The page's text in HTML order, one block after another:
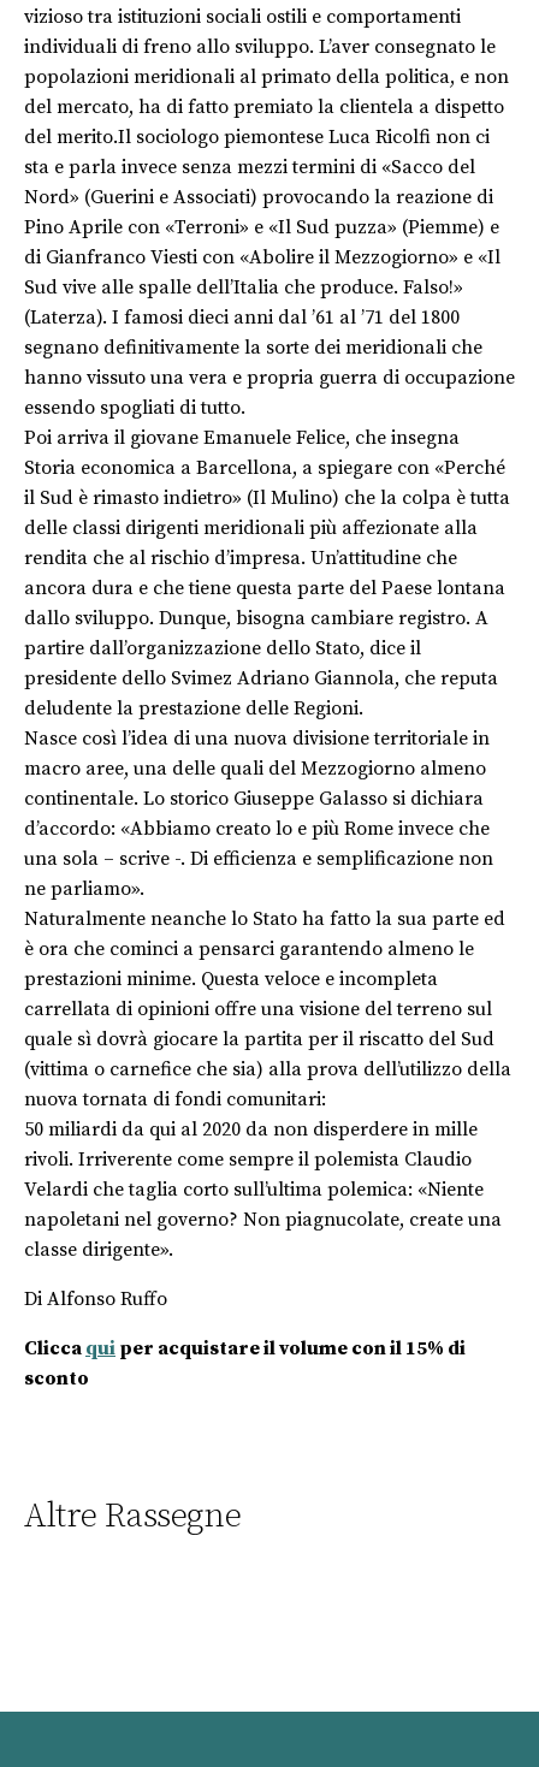
vizioso tra istituzioni sociali ostili e comportamenti
individuali di freno allo sviluppo. L’aver consegnato le
popolazioni meridionali al primato della politica, e non
del mercato, ha di fatto premiato la clientela a dispetto
del merito.Il sociologo piemontese Luca Ricolfi non ci
sta e parla invece senza mezzi termini di «Sacco del
Nord» (Guerini e Associati) provocando la reazione di
Pino Aprile con «Terroni» e «Il Sud puzza» (Piemme) e
di Gianfranco Viesti con «Abolire il Mezzogiorno» e «Il
Sud vive alle spalle dell’Italia che produce. Falso!»
(Laterza). I famosi dieci anni dal ’61 al ’71 del 1800
segnano definitivamente la sorte dei meridionali che
hanno vissuto una vera e propria guerra di occupazione
essendo spogliati di tutto.
Poi arriva il giovane Emanuele Felice, che insegna
Storia economica a Barcellona, a spiegare con «Perché
il Sud è rimasto indietro» (Il Mulino) che la colpa è tutta
delle classi dirigenti meridionali più affezionate alla
rendita che al rischio d’impresa. Un’attitudine che
ancora dura e che tiene questa parte del Paese lontana
dallo sviluppo. Dunque, bisogna cambiare registro. A
partire dall’organizzazione dello Stato, dice il
presidente dello Svimez Adriano Giannola, che reputa
deludente la prestazione delle Regioni.
Nasce così l’idea di una nuova divisione territoriale in
macro aree, una delle quali del Mezzogiorno almeno
continentale. Lo storico Giuseppe Galasso si dichiara
d’accordo: «Abbiamo creato lo e più Rome invece che
una sola – scrive -. Di efficienza e semplificazione non
ne parliamo».
Naturalmente neanche lo Stato ha fatto la sua parte ed
è ora che cominci a pensarci garantendo almeno le
prestazioni minime. Questa veloce e incompleta
carrellata di opinioni offre una visione del terreno sul
quale sì dovrà giocare la partita per il riscatto del Sud
(vittima o carnefice che sia) alla prova dell’utilizzo della
nuova tornata di fondi comunitari:
50 miliardi da qui al 2020 da non disperdere in mille
rivoli. Irriverente come sempre il polemista Claudio
Velardi che taglia corto sull’ultima polemica: «Niente
napoletani nel governo? Non piagnucolate, create una
classe dirigente».
Di Alfonso Ruffo
Clicca qui per acquistare il volume con il 15% di
sconto
Altre Rassegne